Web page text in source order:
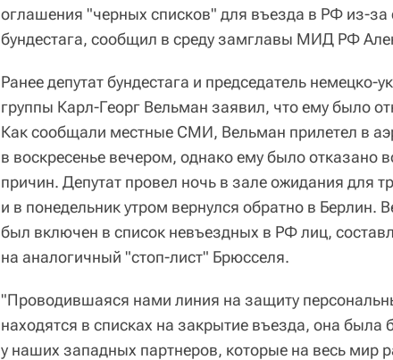
оглашения "черных списков" для въезда в РФ из-за
бундестага, сообщил в среду замглавы МИД РФ
Ранее депутат бундестага и председатель немецко-
группы Карл-Георг Вельман заявил, что ему было
Как сообщали местные СМИ, Вельман прилетел в
в воскресенье вечером, однако ему было отказано
причин. Депутат провел ночь в зале ожидания для
и в понедельник утром вернулся обратно в Берлин.
был включен в список невъездных в РФ лиц,
на аналогичный "стоп-лист" Брюсселя.
"Проводившаяся нами линия на защиту
находятся в списках на закрытие въезда, она была
у наших западных партнеров, которые на весь мир